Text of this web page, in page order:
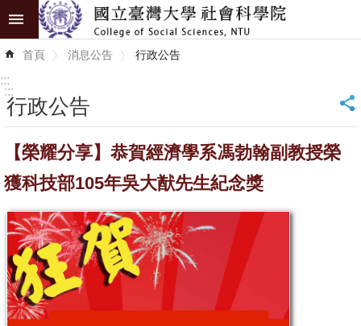
跳到主要內容區塊
進
階
識
學
學
術
單
位
首頁 消息公告 行政公告
:::
:::
行政公告 _
【榮耀分享】恭賀經濟學系馮勃翰副教授榮
獲科技部105年吳大猷先生紀念獎